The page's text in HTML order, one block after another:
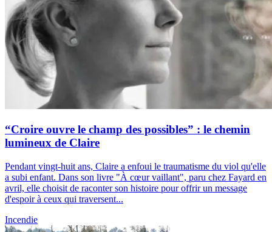
“Croire ouvre le champ des possibles” : le chemin
lumineux de Claire
Pendant vingt-huit ans, Claire a enfoui le traumatisme du viol qu'elle
a subi enfant. Dans son livre "À cœur vaillant", paru chez Fayard en
avril, elle choisit de raconter son histoire pour offrir un message
d'espoir à ceux qui traversent...
Incendie